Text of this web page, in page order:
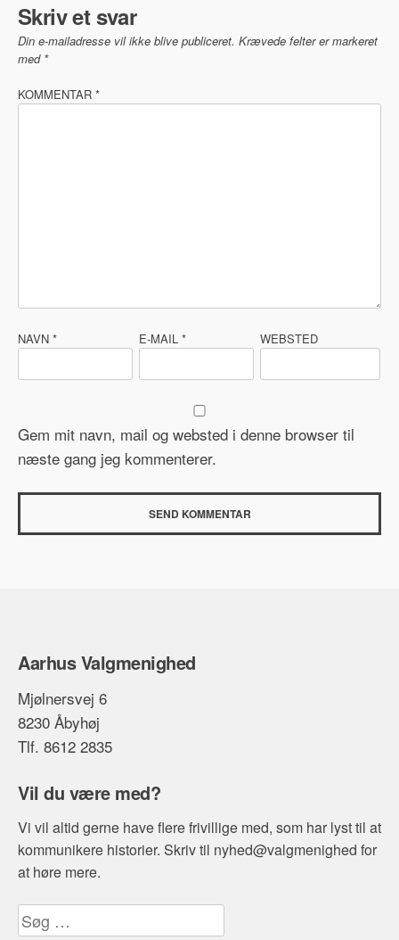
Skriv et svar
Din e-mailadresse vil ikke blive publiceret. Krævede felter er markeret
med *
KOMMENTAR *
NAVN * E-MAIL * WEBSTED
Gem mit navn, mail og websted i denne browser til
næste gang jeg kommenterer.
Aarhus Valgmenighed
Mjølnersvej 6
8230 Åbyhøj
Tlf. 8612 2835
Vil du være med?
Vi vil altid gerne have flere frivillige med, som har lyst til at
kommunikere historier. Skriv til nyhed@valgmenighed for
at høre mere.
Søg